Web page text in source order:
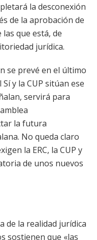
la desconexión
de la aprobación de
que está, de
jurídica.
se prevé en el último
y la CUP sitúan ese
servirá para
la futura
No queda claro
la ERC, la CUP y
de unos nuevos
de la realidad jurídica
sostienen que «las